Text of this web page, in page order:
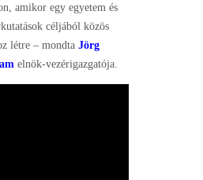
amikor egy egyetem és
céljából közös
létre – mondta Jörg
elnök-vezérigazgatója.